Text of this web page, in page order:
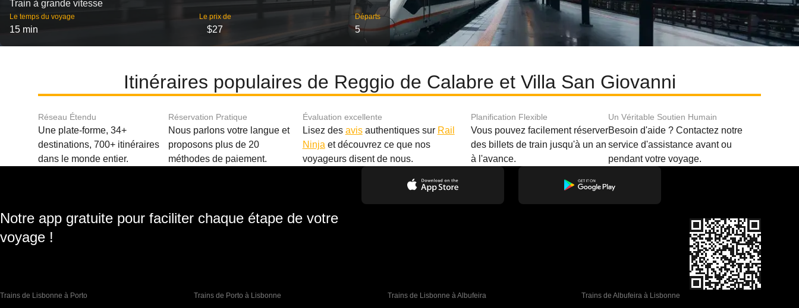
Train à grande vitesse
Le temps du voyage
15 min
Le prix de
$27
Départs
5
Itinéraires populaires de Reggio de Calabre et Villa San Giovanni
Réseau Étendu
Une plate-forme, 34+
destinations, 700+ itinéraires
dans le monde entier.
Réservation Pratique
Nous parlons votre langue et
proposons plus de 20
méthodes de paiement.
Évaluation excellente
Lisez des avisauthentiques sur Rail
Ninja et découvrez ce que nos
voyageurs disent de nous.
Planification Flexible
Vous pouvez facilement réserver
des billets de train jusqu'à un an
à l'avance.
Un Véritable Soutien Humain
Besoin d'aide ? Contactez notre
service d'assistance avant ou
pendant votre voyage.
Notre app gratuite pour faciliter chaque étape de votre
voyage !
Trains de Lisbonne à Porto Trains de Porto à Lisbonne Trains de Lisbonne à Albufeira Trains de Albufeira à Lisbonne